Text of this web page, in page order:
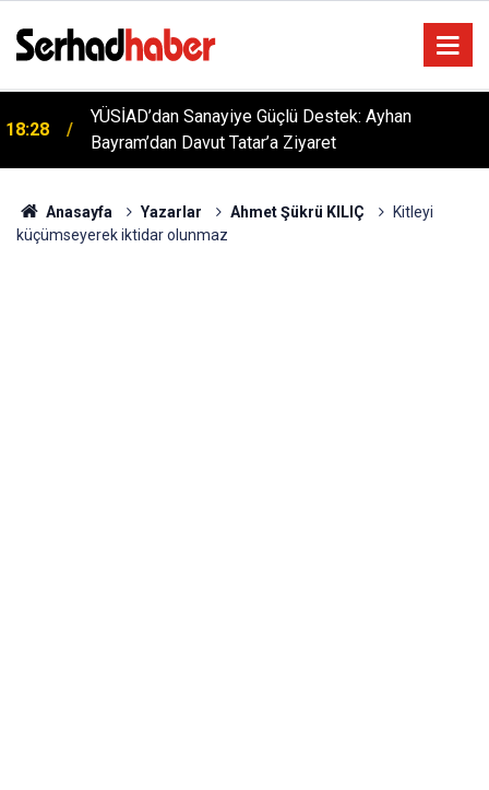
18:06
Kırıkkale 6. Yörük Türkmen Şenliği Büyük İlgi Gördü:
Hedef Küresel Tanıtım
Anasayfa Yazarlar Ahmet Şükrü KILIÇ
Kitleyi
küçümseyerek iktidar olunmaz